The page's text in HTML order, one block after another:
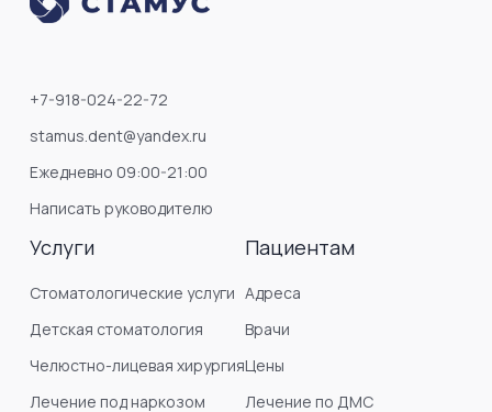
+7-918-024-22-72
stamus.dent@yandex.ru
Ежедневно 09:00-21:00
Написать руководителю
Услуги
Стоматологические услуги
Детская стоматология
Челюстно-лицевая хирургия
Лечение под наркозом
Пациентам
Адреса
Врачи
Цены
Лечение по ДМС